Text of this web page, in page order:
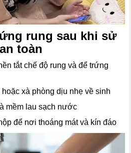
rung sau khi sử
toàn
tắt chế độ rung và để trứng
xà phòng dịu nhẹ về sinh
mềm lau sạch nước
để nơi thoáng mát và kín đáo